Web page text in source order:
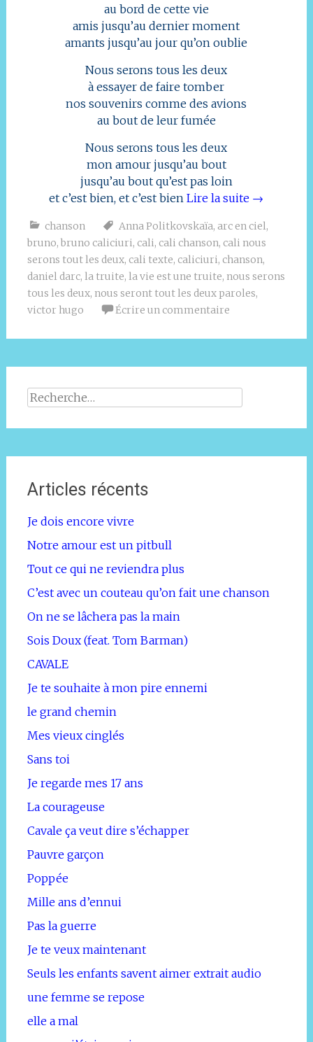
au bord de cette vie
amis jusqu’au dernier moment
amants jusqu’au jour qu’on oublie
Nous serons tous les deux
à essayer de faire tomber
nos souvenirs comme des avions
au bout de leur fumée
Nous serons tous les deux
mon amour jusqu’au bout
jusqu’au bout qu’est pas loin
et c’est bien, et c’est bien Lire la suite →
chanson Anna Politkovskaïa, arc en ciel,
bruno, bruno caliciuri, cali, cali chanson, cali nous
serons tout les deux, cali texte, caliciuri, chanson,
daniel darc, la truite, la vie est une truite, nous serons
tous les deux, nous seront tout les deux paroles,
victor hugo
Écrire un commentaire
Rechercher :
Articles récents
Je dois encore vivre
Notre amour est un pitbull
Tout ce qui ne reviendra plus
C’est avec un couteau qu’on fait une chanson
On ne se lâchera pas la main
Sois Doux (feat. Tom Barman)
CAVALE
Je te souhaite à mon pire ennemi
le grand chemin
Mes vieux cinglés
Sans toi
Je regarde mes 17 ans
La courageuse
Cavale ça veut dire s’échapper
Pauvre garçon
Poppée
Mille ans d’ennui
Pas la guerre
Je te veux maintenant
Seuls les enfants savent aimer extrait audio
une femme se repose
elle a mal